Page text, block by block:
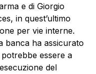
e di Giorgio
in quest’ultimo
per vie interne.
banca ha assicurato
essere a
del